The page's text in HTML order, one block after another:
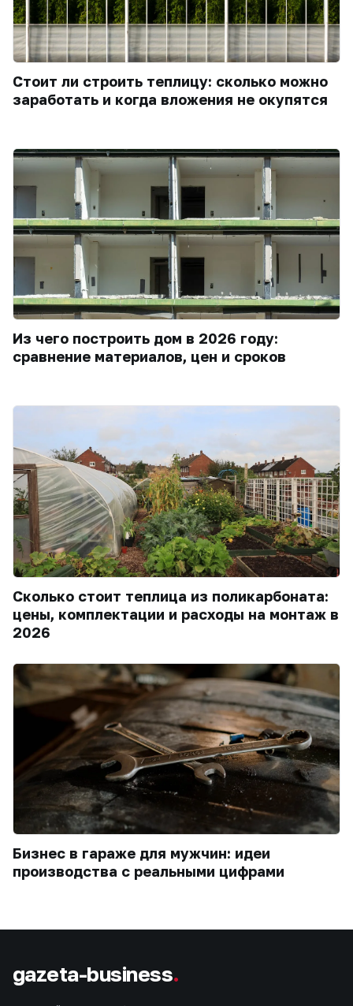
Стоит ли строить теплицу: сколько можно
заработать и когда вложения не окупятся
Из чего построить дом в 2026 году:
сравнение материалов, цен и сроков
Сколько стоит теплица из поликарбоната:
цены, комплектации и расходы на монтаж в
2026
Бизнес в гараже для мужчин: идеи
производства с реальными цифрами
gazeta-business.